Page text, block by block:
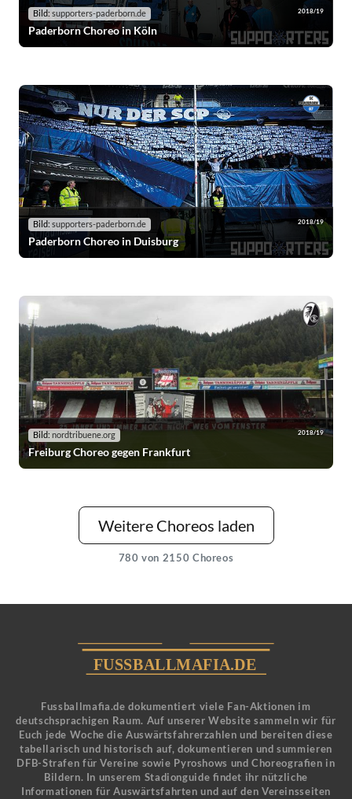
Bild: supporters-paderborn.de 2018/19
Paderborn Choreo in Köln
Bild: supporters-paderborn.de 2018/19
Paderborn Choreo in Duisburg
Bild: nordtribuene.org 2018/19
Freiburg Choreo gegen Frankfurt
Weitere Choreos laden
780 von 2150 Choreos
Fussballmafia.de dokumentiert viele Fan-Aktionen im
deutschsprachigen Raum. Auf unserer Website sammeln wir für
Euch jede Woche die Auswärtsfahrerzahlen und bereiten diese
tabellarisch und historisch auf, dokumentieren und summieren
DFB-Strafen für Vereine sowie Pyroshows und Choreografien in
Bildern. In unserem Stadionguide findet ihr nützliche
Informationen für Auswärtsfahrten und auf den Vereinsseiten